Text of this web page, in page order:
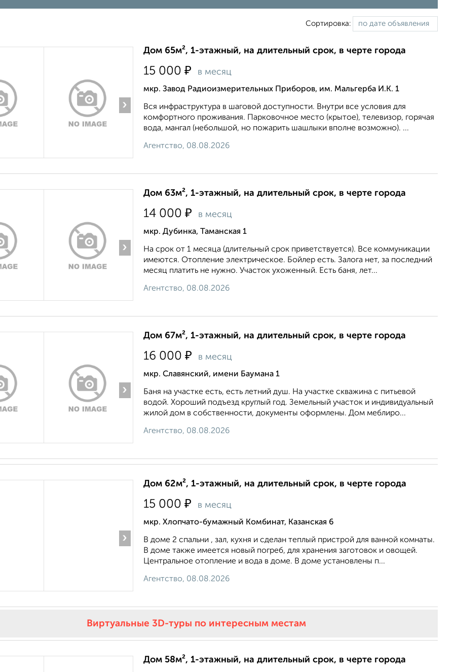
Сортировка:
›
Дом 65м², 1-этажный, на длительный срок, в черте города
15 000 ₽ в месяц
мкр. Завод Радиоизмерительных Приборов, им. Мальгерба И.К. 1
Вся инфраструктура в шаговой доступности. Внутри все условия для
комфортного проживания. Парковочное место (крытое), телевизор, горячая
вода, мангал (небольшой, но пожарить шашлыки вполне возможно). ...
Агентство, 08.08.2026
›
Дом 63м², 1-этажный, на длительный срок, в черте города
14 000 ₽ в месяц
мкр. Дубинка, Таманская 1
На срок от 1 месяца (длительный срок приветствуется). Все коммуникации
имеются. Отопление электрическое. Бойлер есть. Залога нет, за последний
месяц платить не нужно. Участок ухоженный. Есть баня, лет...
Агентство, 08.08.2026
›
Дом 67м², 1-этажный, на длительный срок, в черте города
16 000 ₽ в месяц
мкр. Славянский, имени Баумана 1
Баня на участке есть, есть летний душ. На участке скважина с питьевой
водой. Хороший подъезд круглый год. Земельный участок и индивидуальный
жилой дом в собственности, документы оформлены. Дом меблиро...
Агентство, 08.08.2026
›
Дом 62м², 1-этажный, на длительный срок, в черте города
15 000 ₽ в месяц
мкр. Хлопчато-бумажный Комбинат, Казанская 6
В доме 2 спальни , зал, кухня и сделан теплый пристрой для ванной комнаты.
В доме также имеется новый погреб, для хранения заготовок и овощей.
Центральное отопление и вода в доме. В доме установлены п...
Агентство, 08.08.2026
Виртуальные 3D-туры по интересным местам
Дом 58м², 1-этажный, на длительный срок, в черте города